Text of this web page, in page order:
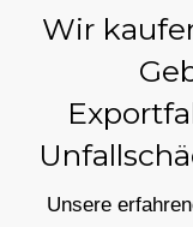
Wir
Unsere